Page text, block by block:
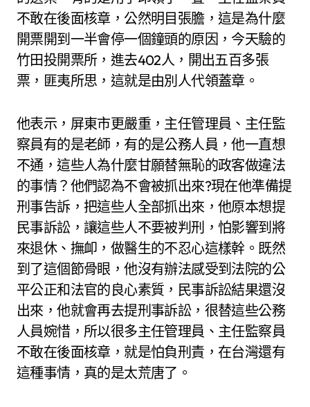
不敢在後面核章，公然明目張膽，這是為什麼
開票開到一半會停一個鐘頭的原因，今天驗的
竹田投開票所，進去402人，開出五百多張
票，匪夷所思，這就是由別人代領蓋章。
他表示，屏東市更嚴重，主任管理員、主任監
察員有的是老師，有的是公務人員，他一直想
不通，這些人為什麼甘願替無恥的政客做違法
的事情？他們認為不會被抓出來?現在他準備提
刑事告訴，把這些人全部抓出來，他原本想提
民事訴訟，讓這些人不要被判刑，怕影響到將
來退休、撫卹，做醫生的不忍心這樣幹。既然
到了這個節骨眼，他沒有辦法感受到法院的公
平公正和法官的良心素質，民事訴訟結果還沒
出來，他就會再去提刑事訴訟，很替這些公務
人員婉惜，所以很多主任管理員、主任監察員
不敢在後面核章，就是怕負刑責，在台灣還有
這種事情，真的是太荒唐了。